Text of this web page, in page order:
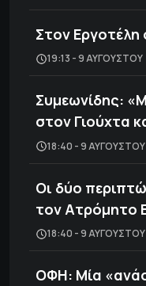
Στον
19:13 - 9 ΑΥΓΟΎΣΤΟΥ
Συμεωνίδης:
στον Γιούχτα
18:40 - 9 ΑΥΓΟΎΣΤΟΥ
Οι δύο
τον Ατρόμητο
18:40 - 9 ΑΥΓΟΎΣΤΟΥ
ΟΦΗ: Μία